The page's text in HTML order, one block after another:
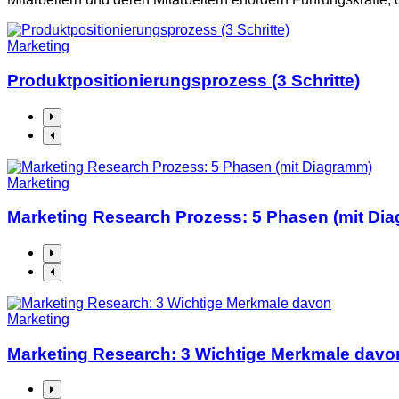
Marketing
Produktpositionierungsprozess (3 Schritte)
Marketing
Marketing Research Prozess: 5 Phasen (mit
Marketing
Marketing Research: 3 Wichtige Merkmale